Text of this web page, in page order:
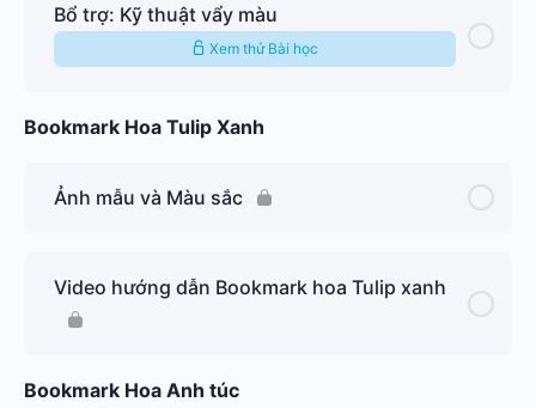
Bổ trợ: Kỹ thuật vẩy màu
Xem thử Bài học
Bookmark Hoa Tulip Xanh
Ảnh mẫu và Màu sắc
Video hướng dẫn Bookmark hoa Tulip xanh
Bookmark Hoa Anh túc